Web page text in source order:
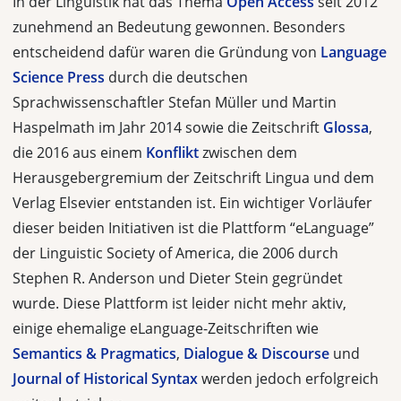
zunehmend an Bedeutung gewonnen. Besonders
entscheidend dafür waren die Gründung von Language
Science Press durch die deutschen
Sprachwissenschaftler Stefan Müller und Martin
Haspelmath im Jahr 2014 sowie die Zeitschrift Glossa,
die 2016 aus einem Konfliktzwischen dem
Herausgebergremium der Zeitschrift Lingua und dem
Verlag Elsevier entstanden ist. Ein wichtiger Vorläufer
dieser beiden Initiativen ist die Plattform “eLanguage”
der Linguistic Society of America, die 2006 durch
Stephen R. Anderson und Dieter Stein gegründet
wurde. Diese Plattform ist leider nicht mehr aktiv,
einige ehemalige eLanguage-Zeitschriften wie
Semantics & Pragmatics, Dialogue & Discourse und
Journal of Historical Syntaxwerden jedoch erfolgreich